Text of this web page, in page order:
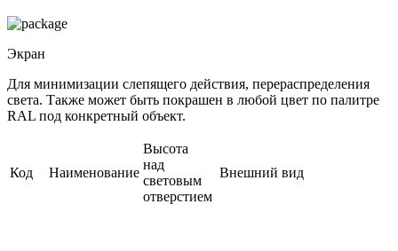
Экран
Для минимизации слепящего действия, перераспределения
света. Также может быть покрашен в любой цвет по палитре
RAL под конкретный объект.
Код Наименование
Высота
над
световым
отверстием
Внешний вид